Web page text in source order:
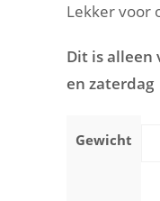
Lekker voor
Dit is alleen
en zaterdag
Gewicht